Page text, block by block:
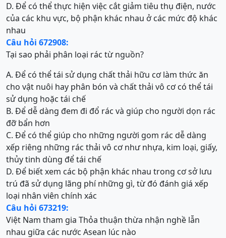
D. Để có thể thực hiện việc cắt giảm tiêu thụ điện, nước
của các khu vực, bộ phận khác nhau ở các mức độ khác
nhau
Câu hỏi 672908:
Tại sao phải phân loại rác từ nguồn?
A. Để có thể tái sử dụng chất thải hữu cơ làm thức ăn
cho vật nuôi hay phân bón và chất thải vô cơ có thể tái
sử dụng hoặc tái chế
B. Để dễ dàng đem đi đổ rác và giúp cho người dọn rác
đỡ bẩn hơn
C. Để có thể giúp cho những người gom rác dễ dàng
xếp riêng những rác thải vô cơ như nhựa, kim loại, giấy,
thủy tinh dùng để tái chế
D. Để biết xem các bộ phận khác nhau trong cơ sở lưu
trú đã sử dụng lãng phí những gì, từ đó đánh giá xếp
loại nhân viên chính xác
Câu hỏi 673219:
Việt Nam tham gia Thỏa thuận thừa nhận nghề lẫn
nhau giữa các nước Asean lúc nào